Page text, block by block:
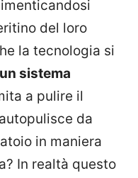
del loro
la tecnologia si
un sistema
a pulire il
da
in maniera
In realtà questo